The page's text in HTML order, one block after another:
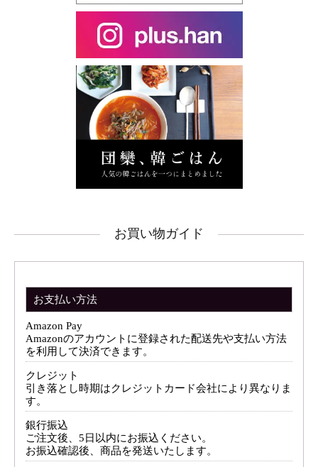
お買い物ガイド
お支払い方法
Amazon Pay
Amazonのアカウントに登録された配送先や支払い方法
を利用して決済できます。
クレジット
引き落とし時期はクレジットカード会社により異なりま
す。
銀行振込
ご注文後、5日以内にお振込ください。
お振込確認後、商品を発送いたします。